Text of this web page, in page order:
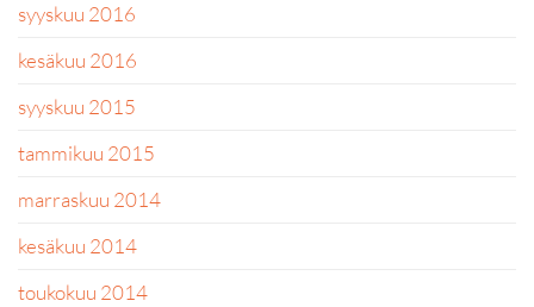
syyskuu 2016
kesäkuu 2016
syyskuu 2015
tammikuu 2015
marraskuu 2014
kesäkuu 2014
toukokuu 2014